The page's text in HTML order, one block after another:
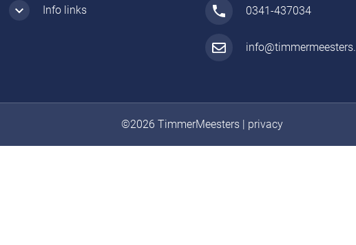
Info links 0341-437034
©2026 TimmerMeesters| privacy